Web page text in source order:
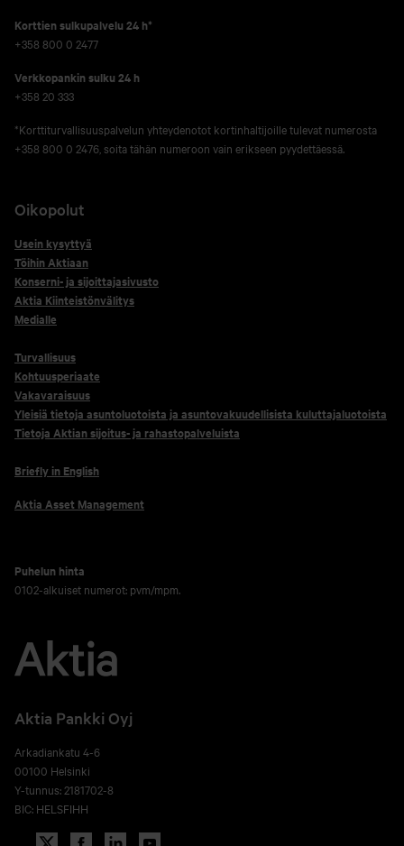
Korttien sulkupalvelu 24 h*
+358 800 0 2477
Verkko­pankin sulku 24 h
+358 20 333
*Korttiturvallisuuspalvelun yhteydenotot kortinhaltijoille tulevat numerosta
+358 800 0 2476, soita tähän numeroon vain erikseen pyydettäessä.
Oikopolut
Usein kysyttyä
Töihin Aktiaan
Konserni- ja sijoittajasivusto
Aktia Kiinteistönvälitys
Medialle
Turvallisuus
Kohtuusperiaate
Vakavaraisuus
Yleisiä tietoja asuntoluotoista ja asuntovakuudellisista kuluttajaluotoista
Tietoja Aktian sijoitus- ja rahastopalveluista
Briefly in English
Aktia Asset Management
Puhelun hinta
0102-alkuiset numerot: pvm/mpm.
Aktia Pankki Oyj
Arkadiankatu 4-6
00100 Helsinki
Y-tunnus: 2181702-8
BIC: HELSFIHH